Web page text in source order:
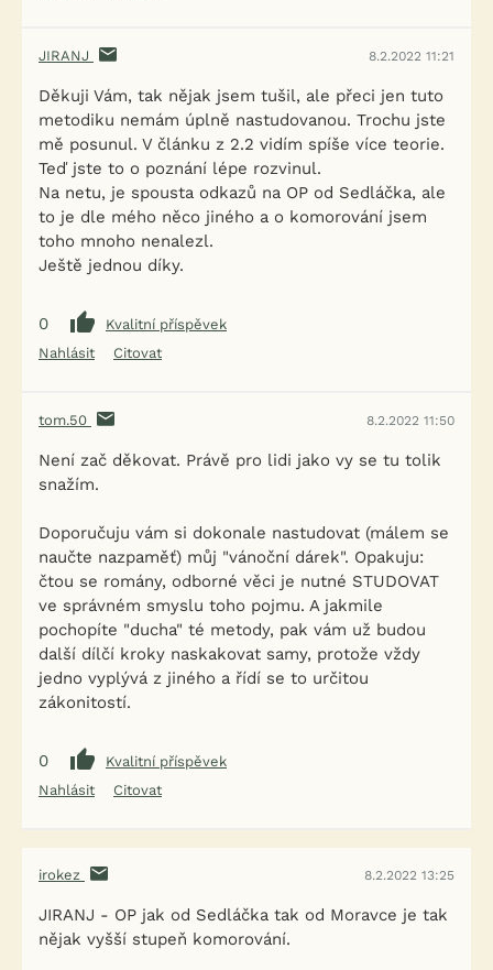
JIRANJ 8.2.2022 11:21
Děkuji Vám, tak nějak jsem tušil, ale přeci jen tuto
metodiku nemám úplně nastudovanou. Trochu jste
mě posunul. V článku z 2.2 vidím spíše více teorie.
Teď jste to o poznání lépe rozvinul.
Na netu, je spousta odkazů na OP od Sedláčka, ale
to je dle mého něco jiného a o komorování jsem
toho mnoho nenalezl.
Ještě jednou díky.
0
Kvalitní příspěvek
Nahlásit
Citovat
tom.50 8.2.2022 11:50
Není zač děkovat. Právě pro lidi jako vy se tu tolik
snažím.
Doporučuju vám si dokonale nastudovat (málem se
naučte nazpaměť) můj "vánoční dárek". Opakuju:
čtou se romány, odborné věci je nutné STUDOVAT
ve správném smyslu toho pojmu. A jakmile
pochopíte "ducha" té metody, pak vám už budou
další dílčí kroky naskakovat samy, protože vždy
jedno vyplývá z jiného a řídí se to určitou
zákonitostí.
0
Kvalitní příspěvek
Nahlásit
Citovat
irokez 8.2.2022 13:25
JIRANJ - OP jak od Sedláčka tak od Moravce je tak
nějak vyšší stupeň komorování.